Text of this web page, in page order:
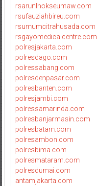
rsarunlhokseumaw.com
rsufauziahbireu.com
rsumumcitrahusada.com
rsgayomedicalcentre.com
polresjakarta.com
polresdago.com
polressabang.com
polresdenpasar.com
polresbanten.com
polresjambi.com
polressamarinda.com
polresbanjarmasin.com
polresbatam.com
polresambon.com
polresbima.com
polresmataram.com
polresdumai.com
antamjakarta.com